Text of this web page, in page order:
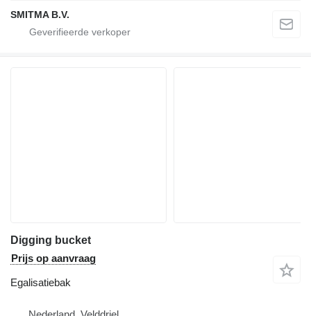
SMITMA B.V.
Digging bucket
Prijs op aanvraag
Egalisatiebak